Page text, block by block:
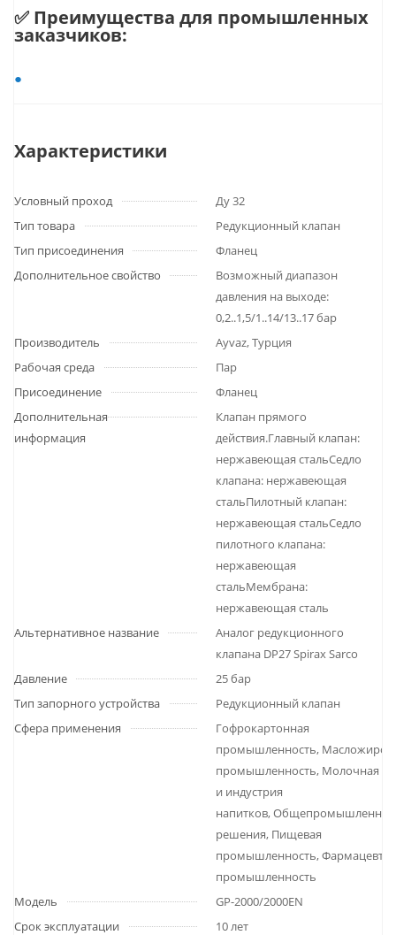
✅ Преимущества для промышленных
заказчиков:
Характеристики
Условный проход
Ду 32
Тип товара
Редукционный клапан
Тип присоединения
Фланец
Дополнительное свойство
Возможный диапазон
давления на выходе:
0,2..1,5/1..14/13..17 бар
Производитель
Ayvaz, Турция
Рабочая среда
Пар
Присоединение
Фланец
Дополнительная
информация
Клапан прямого
действия.Главный клапан:
нержавеющая стальСедло
клапана: нержавеющая
стальПилотный клапан:
нержавеющая стальСедло
пилотного клапана:
нержавеющая
стальМембрана:
нержавеющая сталь
Альтернативное название
Аналог редукционного
клапана DP27 Spirax Sarco
Давление
25 бар
Тип запорного устройства
Редукционный клапан
Сфера применения
Гофрокартонная
промышленность,
промышленность, Молочная
и индустрия
напитков, Общепромышленные
решения, Пищевая
промышленность,
промышленность
Модель
GP-2000/2000EN
Срок эксплуатации
10 лет